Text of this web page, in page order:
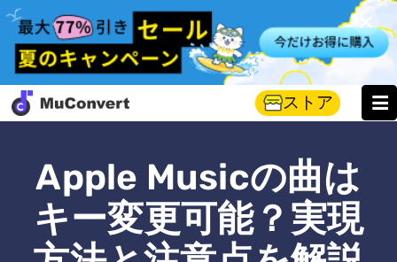
ストア
Apple Musicの曲は
キー変更可能？実現